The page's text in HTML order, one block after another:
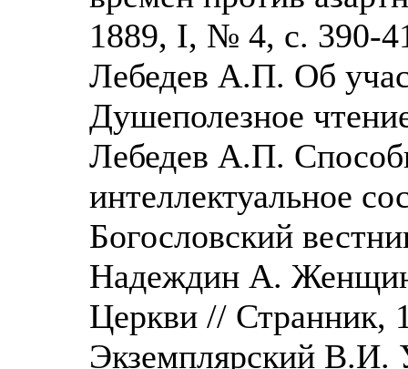
1889, I, № 4, с. 390-
Лебедев А.П. Об
Душеполезное
Лебедев А.П.
интеллектуальное
Богословский
Надеждин А.
Церкви // Странник,
Экземплярский В.И.